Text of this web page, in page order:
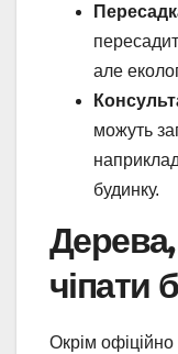
але
можуть
будинку.
чіпати
Окрім